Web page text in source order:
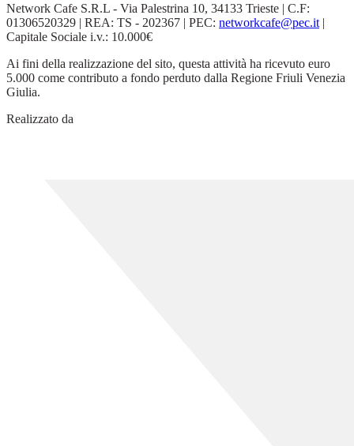
Network Cafe S.R.L - Via Palestrina 10, 34133 Trieste | C.F:
01306520329 | REA: TS - 202367 | PEC: networkcafe@pec.it |
Capitale Sociale i.v.: 10.000€
Ai fini della realizzazione del sito, questa attività ha ricevuto euro
5.000 come contributo a fondo perduto dalla Regione Friuli Venezia
Giulia.
Realizzato da